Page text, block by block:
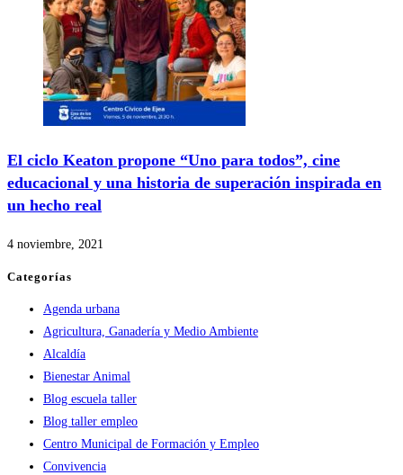
El ciclo Keaton propone “Uno para todos”, cine
educacional y una historia de superación inspirada en
un hecho real
4 noviembre, 2021
Categorías
Agenda urbana
Agricultura, Ganadería y Medio Ambiente
Alcaldía
Bienestar Animal
Blog escuela taller
Blog taller empleo
Centro Municipal de Formación y Empleo
Convivencia